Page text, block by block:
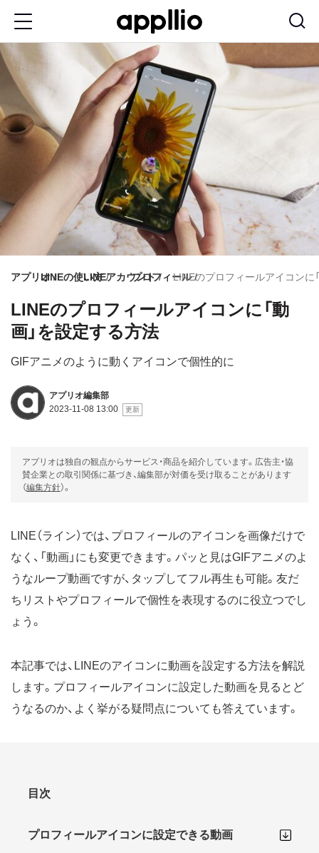
ン
テ
移
動
アプリオLINEの使い方LINEアカウントプロフィールLINEのプロフィールアイコンに
LINEのプロフィールアイコンに「動
画」を設定する方法
GIFアニメのように動くアイコンで個性的に
アプリオ編集部
2023-11-08 13:00
アプリオは独自の観点からサービス・商品を紹介しています。広告主・協
賛企業との取引関係に基づき、編集部が対価を受け取ることがあります
（編集方針）。
LINE（ライン）では、プロフィールのアイコンを画像だけで
なく、「動画」にも変更できます。パッと見はGIFアニメのよ
うなループ動画ですが、タップしてフル再生も可能。友だ
ちリストやプロフィールで個性を表現するのに役立つでし
ょう。
本記事では、LINEのアイコンに動画を設定する方法を解説
します。プロフィールアイコンに設定した動画を見るとど
うなるのか、よく挙がる疑問点についても答えています。
目次
プロフィールアイコンに設定できる動画